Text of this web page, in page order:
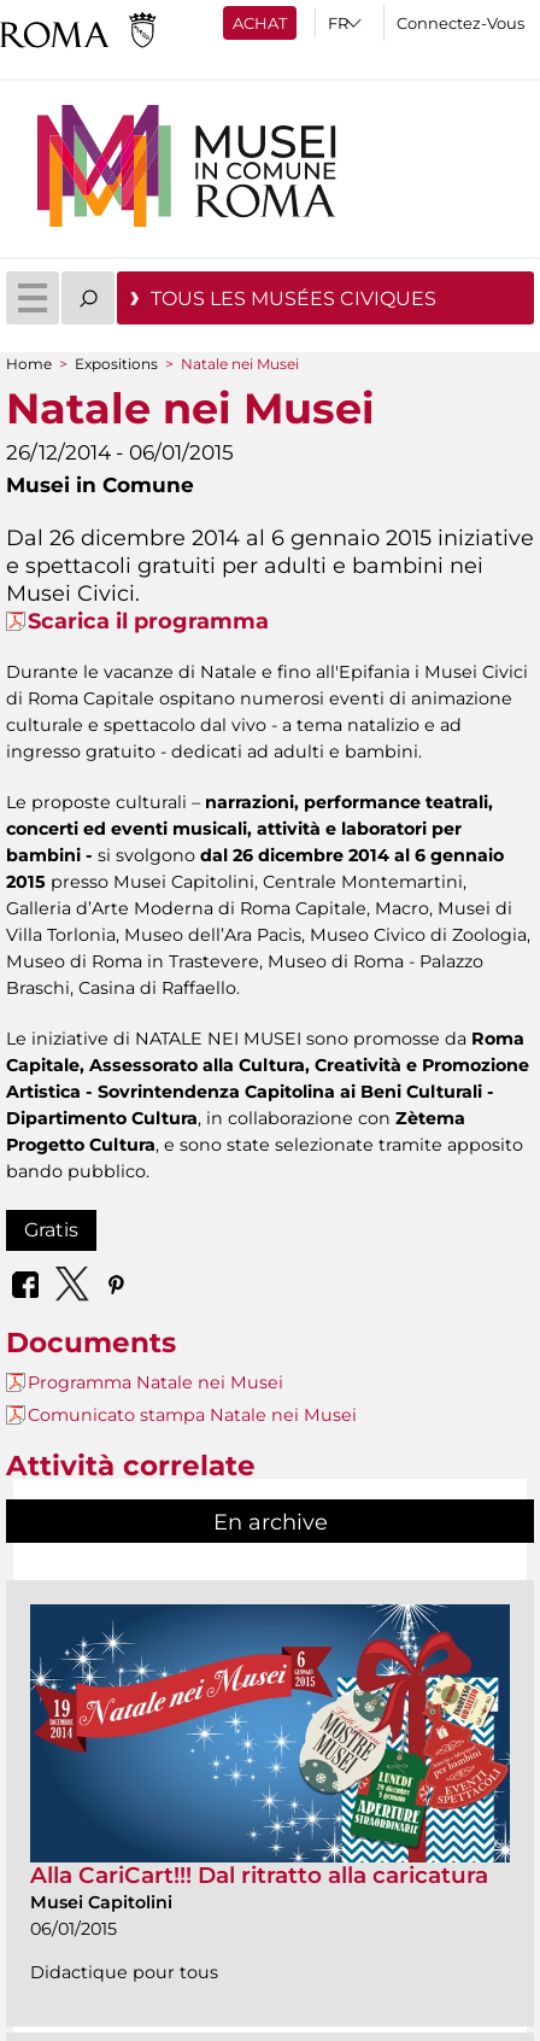
ACHAT Connectez-Vous
TOUS LES MUSÉES CIVIQUES
You are here
Home > Expositions > Natale nei Musei
Natale nei Musei
26/12/2014 - 06/01/2015
Musei in Comune
Dal 26 dicembre 2014 al 6 gennaio 2015 iniziative
e spettacoli gratuiti per adulti e bambini nei
Musei Civici.
Scarica il programma
Durante le vacanze di Natale e fino all'Epifania i Musei Civici
di Roma Capitale ospitano numerosi eventi di animazione
culturale e spettacolo dal vivo - a tema natalizio e ad
ingresso gratuito - dedicati ad adulti e bambini.
Le proposte culturali – narrazioni, performance teatrali,
concerti ed eventi musicali, attività e laboratori per
bambini - si svolgono dal 26 dicembre 2014 al 6 gennaio
2015 presso Musei Capitolini, Centrale Montemartini,
Galleria d’Arte Moderna di Roma Capitale, Macro, Musei di
Villa Torlonia, Museo dell’Ara Pacis, Museo Civico di Zoologia,
Museo di Roma in Trastevere, Museo di Roma - Palazzo
Braschi, Casina di Raffaello.
Le iniziative di NATALE NEI MUSEI sono promosse da Roma
Capitale, Assessorato alla Cultura, Creatività e Promozione
Artistica - Sovrintendenza Capitolina ai Beni Culturali -
Dipartimento Cultura, in collaborazione con Zètema
Progetto Cultura, e sono state selezionate tramite apposito
bando pubblico.
Gratis
Documents
Programma Natale nei Musei
Comunicato stampa Natale nei Musei
Attività correlate
En archive
Alla CariCart!!! Dal ritratto alla caricatura
Musei Capitolini
06/01/2015
Didactique pour tous